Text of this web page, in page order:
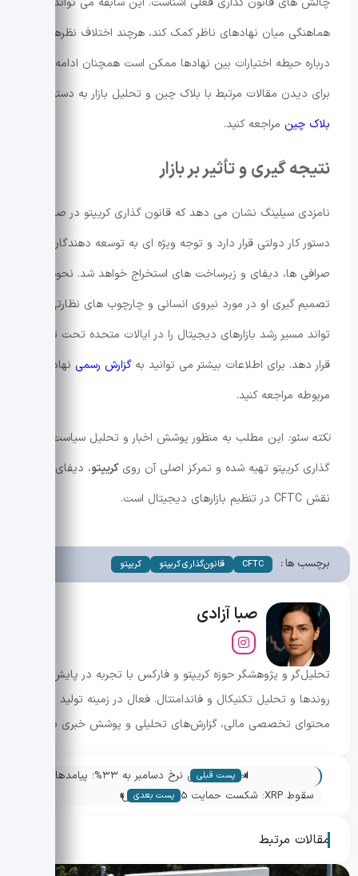
هماهنگی میان نهادهای ناظر کمک کند، هرچند اختلاف نظرها
درباره حیطه اختیارات بین نهادها ممکن است همچنان ادامه یابد.
برای دیدن مقالات مرتبط با بلاک چین و تحلیل بازار به دسته
بلاک چین مراجعه کنید.
نتیجه گیری و تأثیر بر بازار
نامزدی سیلینگ نشان می دهد که قانون گذاری کریپتو در صدر
دستور کار دولتی قرار دارد و توجه ویژه ای به توسعه دهندگان،
صرافی ها، دیفای و زیرساخت های استخراج خواهد شد. نحوه
تصمیم گیری او در مورد نیروی انسانی و چارچوب های نظارتی می
تواند مسیر رشد بازارهای دیجیتال را در ایالات متحده تحت تأثیر
قرار دهد. برای اطلاعات بیشتر می توانید به گزارش رسمی نهادهای
مربوطه مراجعه کنید.
نکته سئو: این مطلب به منظور پوشش اخبار و تحلیل سیاست
گذاری کریپتو تهیه شده و تمرکز اصلی آن رویکریپتو، دیفای و
نقش CFTC در تنظیم بازارهای دیجیتال است.
برچسب ها : CFTC قانون‌گذاری کریپتو کریپتو
صبا آزادی
تحلیل‌گر و پژوهشگر حوزه کریپتو و فارکس با تجربه در پایش
روندها و تحلیل تکنیکال و فاندامنتال. فعال در زمینه تولید
محتوای تخصصی مالی، گزارش‌های تحلیلی و پوشش خبری بازار.
« پست قبلی
احتمال کاهش نرخ دسامبر به ۳۳%؛ پیامدها
برای بیت کوین و بازار کریپتو
سقوط XRP: شکست حمایت 2.15 و افزایش
پست بعدی »
مقالات مرتبط